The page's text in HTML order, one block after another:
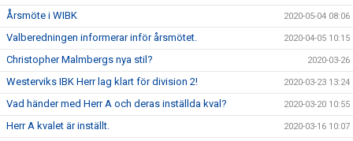
Årsmöte i WIBK 2020-05-04 08:06
Valberedningen informerar inför årsmötet. 2020-04-05 10:15
Christopher Malmbergs nya stil? 2020-03-26
Westerviks IBK Herr lag klart för division 2! 2020-03-23 13:24
Vad händer med Herr A och deras inställda kval? 2020-03-20 10:55
Herr A kvalet är inställt. 2020-03-16 10:07